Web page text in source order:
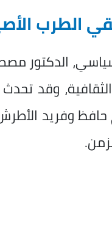
الطرب
الدكتور
وقد
حافظ وفريد